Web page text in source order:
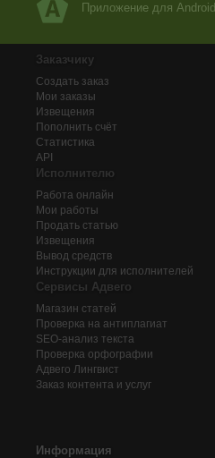
Приложение для Android
Заказчику
Создать заказ
Мои заказы
Извещения
Пополнить счёт
Статистика
API
Исполнителю
Работа онлайн
Мои работы
Продать статью
Извещения
Вывод средств
Инструкции для исполнителей
Сервисы Адвего
Магазин статей
Проверка на антиплагиат
SEO-анализ текста
Проверка орфографии
Адвего Лингвист
Заказ контента и услуг
Информация